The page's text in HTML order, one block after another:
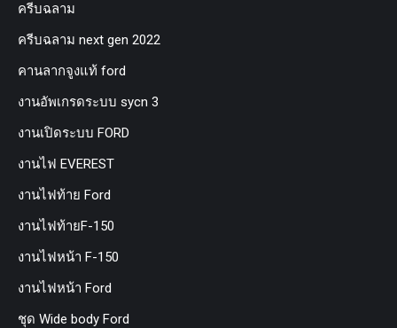
ครีบฉลาม
ครีบฉลาม next gen 2022
คานลากจูงแท้ ford
งานอัพเกรดระบบ sycn 3
งานเปิดระบบ FORD
งานไฟ EVEREST
งานไฟท้าย Ford
งานไฟท้ายF-150
งานไฟหน้า F-150
งานไฟหน้า Ford
ชุด Wide body Ford